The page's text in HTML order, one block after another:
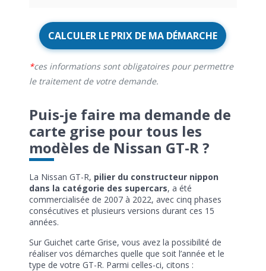
CALCULER LE PRIX DE MA DÉMARCHE
ces informations sont obligatoires pour permettre
le traitement de votre demande.
Puis-je faire ma demande de
carte grise pour tous les
modèles de Nissan GT-R ?
La Nissan GT-R, pilier du constructeur nippon
dans la catégorie des supercars, a été
commercialisée de 2007 à 2022, avec cinq phases
consécutives et plusieurs versions durant ces 15
années.
Sur Guichet carte Grise, vous avez la possibilité de
réaliser vos démarches quelle que soit l’année et le
type de votre GT-R. Parmi celles-ci, citons :